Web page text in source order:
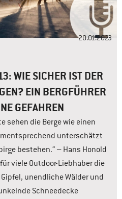
20.01.2023
WIE SICHER IST DER
EIN BERGFÜHRER
GEFAHREN
sehen die Berge wie einen
unterschätzt
bestehen.“ – Hans Honold
viele Outdoor-Liebhaber die
unendliche Wälder und
Schneedecke